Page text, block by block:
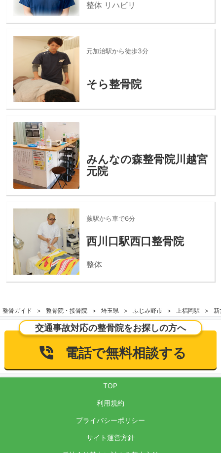
整体 リハビリ
元加治駅から徒歩3分
そら整骨院
みんなの森整骨院川越宮
元院
蕨駅から車で6分
西川口駅西口整骨院
整体
整骨ガイド 整骨院・接骨院 埼玉県 ふじみ野市 上福岡駅 新
交通事故対応の整骨院をお探しの方へ
電話で無料相談する
TOP
利用規約
プライバシーポリシー
サイト運営方針